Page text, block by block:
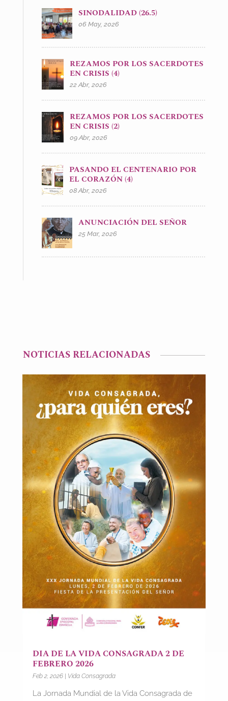
SINODALIDAD (26.5)
06 May, 2026
REZAMOS POR LOS SACERDOTES
EN CRISIS (4)
22 Abr, 2026
REZAMOS POR LOS SACERDOTES
EN CRISIS (2)
09 Abr, 2026
PASANDO EL CENTENARIO POR
EL CORAZÓN (4)
08 Abr, 2026
ANUNCIACIÓN DEL SEÑOR
25 Mar, 2026
NOTICIAS RELACIONADAS
DIA DE LA VIDA CONSAGRADA 2 DE
FEBRERO 2026
Feb 2, 2026| Vida Consagrada
La Jornada Mundial de la Vida Consagrada de